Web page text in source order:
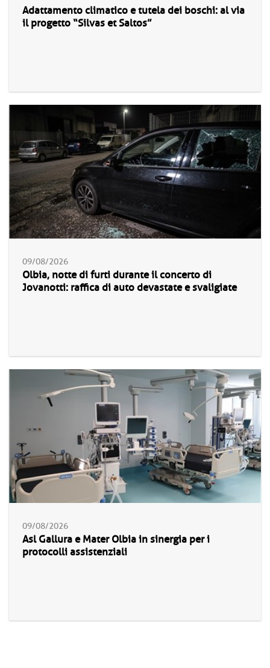
Adattamento climatico e tutela dei boschi: al via
il progetto “Silvas et Saltos”
09/08/2026
Olbia, notte di furti durante il concerto di
Jovanotti: raffica di auto devastate e svaligiate
09/08/2026
Asl Gallura e Mater Olbia in sinergia per i
protocolli assistenziali